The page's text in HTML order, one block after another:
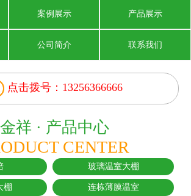
案例展示 产品展示
公司简介 联系我们
点击拨号：13256366666
金祥 · 产品中心
CENTER
玻璃温室大棚
棚 连栋薄膜温室